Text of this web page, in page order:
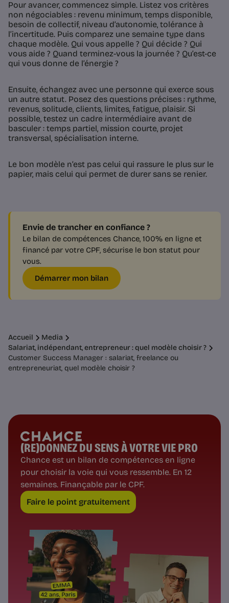
Pour avancer, commencez simple. Listez vos critères
non négociables : revenu minimum, temps disponible,
besoin de collectif, niveau d’autonomie, tolérance à
l’incertitude. Puis comparez une semaine type dans
chaque modèle. Qui vous appelle ? Qui décide ? Qui
vous aide ? Quand terminez-vous la journée ? Qu’est-ce
qui vous donne de l’énergie ?
Ensuite, échangez avec une personne qui exerce sous
un autre statut. Posez des questions précises : rythme,
revenus, solitude, clients, limites, fatigue, plaisir. Si
possible, testez un cadre intermédiaire avant de
basculer : temps partiel, mission courte, projet
transversal, spécialisation interne.
Le bon modèle n’est pas celui qui rassure le plus sur le
papier, mais celui qui permet de durer sans se renier.
Envie de trancher en confiance ?
Le bilan de compétences Chance, 100% en ligne et
financé par votre CPF, sécurise le bon statut pour
vous.
Démarrer mon bilan
Accueil
Media
Salariat, indépendant, entrepreneur : quel modèle choisir ?
Customer Success Manager : salariat, freelance ou
entrepreneuriat, quel modèle choisir ?
(RE)DONNEZ DU SENS À VOTRE VIE PRO
Chance est un bilan de compétences en ligne
pour choisir la voie qui vous ressemble. En 12
semaines. Finançable par le CPF.
Faire le point gratuitement